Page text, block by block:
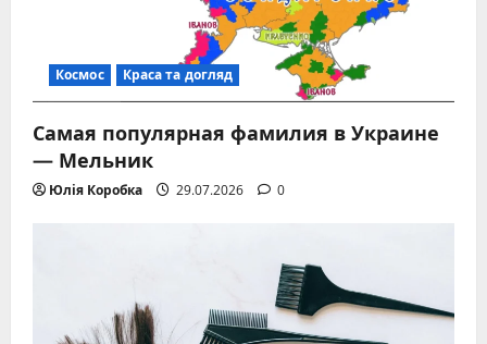
Космос Краса та догляд
Самая популярная фамилия в Украине
— Мельник
Юлія Коробка 29.07.2026 0